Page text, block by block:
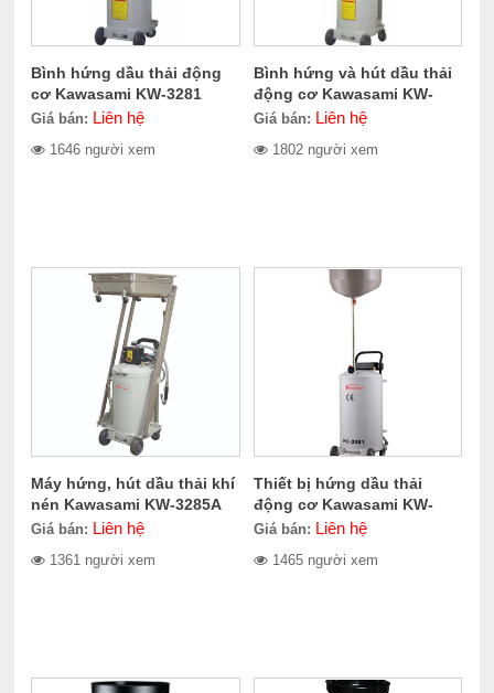
Bình hứng dầu thải động
cơ Kawasami KW-3281
Giá bán: Liên hệ
1646 người xem
Bình hứng và hút dầu thải
động cơ Kawasami KW-
3297
Giá bán: Liên hệ
1802 người xem
Máy hứng, hút dầu thải khí
nén Kawasami KW-3285A
Giá bán: Liên hệ
1361 người xem
Thiết bị hứng dầu thải
động cơ Kawasami KW-
2081
Giá bán: Liên hệ
1465 người xem